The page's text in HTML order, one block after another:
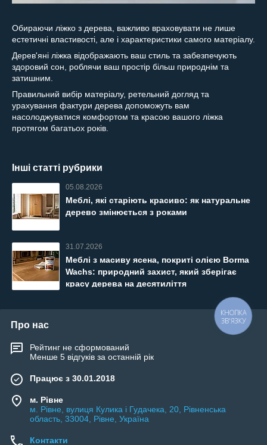
Обираючи ліжко з дерева, важливо враховувати не лише
естетичні властивості, але і характеристики самого матеріалу.
Дерев'яні ліжка відображають ваш стиль та забезпечують
здоровий сон, роблячи ваш простір більш природнім та
затишним.
Правильний вибір матеріалу, ретельний догляд та
урахування фактури дерева допоможуть вам
насолоджуватися комфортом та красою вашого ліжка
протягом багатьох років.
Інші статті рубрики
05.08.2026
Меблі, які старіють красиво: як натуральне
дерево змінюється з роками
31.07.2026
Меблі з масиву ясена, покриті олією Borma
Wachs: природний захист, який зберігає
красу дерева на десятиліття
Про нас
Рейтинг не сформований
Менше 5 відгуків за останній рік
Працює з 30.01.2018
м. Рівне
м. Рівне, вулиця Кулика і Гудачека, 20, Рівненська
область, 33004, Рівне, Україна
Контакти
КНОПКА
ЗВ'ЯЗКУ